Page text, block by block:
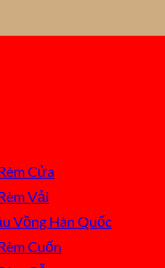
Cửa
Vải
Vồng Hàn Quốc
Cuốn